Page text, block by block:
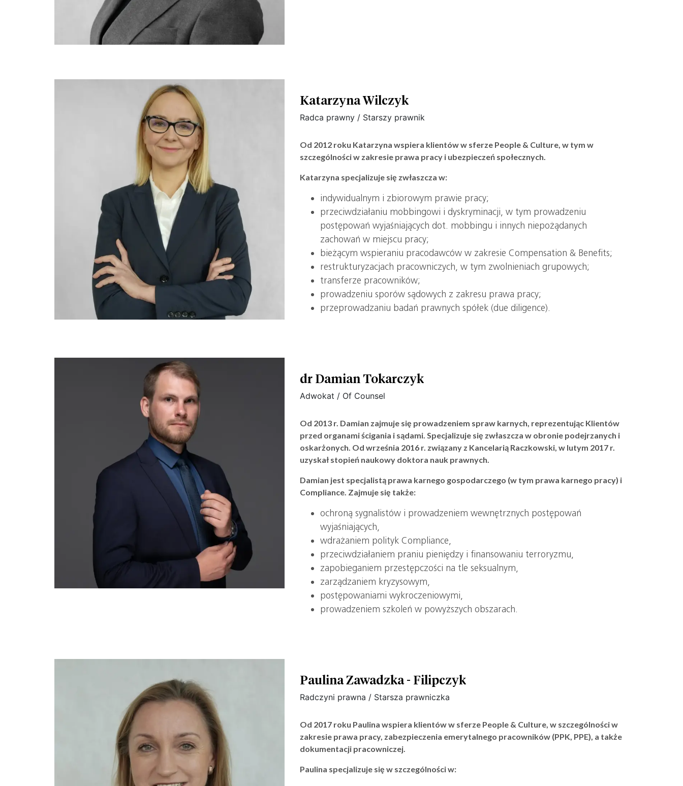
Katarzyna Wilczyk
Radca prawny / Starszy prawnik
Od 2012 roku Katarzyna wspiera klientów w sferze People & Culture, w tym w
szczególności w zakresie prawa pracy i ubezpieczeń społecznych.
Katarzyna specjalizuje się zwłaszcza w:
indywidualnym i zbiorowym prawie pracy;
przeciwdziałaniu mobbingowi i dyskryminacji, w tym prowadzeniu
postępowań wyjaśniających dot. mobbingu i innych niepożądanych
zachowań w miejscu pracy;
bieżącym wspieraniu pracodawców w zakresie Compensation & Benefits;
restrukturyzacjach pracowniczych, w tym zwolnieniach grupowych;
transferze pracowników;
prowadzeniu sporów sądowych z zakresu prawa pracy;
przeprowadzaniu badań prawnych spółek (due diligence).
dr Damian Tokarczyk
Adwokat / Of Counsel
Od 2013 r. Damian zajmuje się prowadzeniem spraw karnych, reprezentując Klientów
przed organami ścigania i sądami. Specjalizuje się zwłaszcza w obronie podejrzanych i
oskarżonych. Od września 2016 r. związany z Kancelarią Raczkowski, w lutym 2017 r.
uzyskał stopień naukowy doktora nauk prawnych.
Damian jest specjalistą prawa karnego gospodarczego (w tym prawa karnego pracy) i
Compliance. Zajmuje się także:
ochroną sygnalistów i prowadzeniem wewnętrznych postępowań
wyjaśniających,
wdrażaniem polityk Compliance,
przeciwdziałaniem praniu pieniędzy i finansowaniu terroryzmu,
zapobieganiem przestępczości na tle seksualnym,
zarządzaniem kryzysowym,
postępowaniami wykroczeniowymi,
prowadzeniem szkoleń w powyższych obszarach.
Paulina Zawadzka - Filipczyk
Radczyni prawna / Starsza prawniczka
Od 2017 roku Paulina wspiera klientów w sferze People & Culture, w szczególności w
zakresie prawa pracy, zabezpieczenia emerytalnego pracowników (PPK, PPE), a także
dokumentacji pracowniczej.
Paulina specjalizuje się w szczególności w: